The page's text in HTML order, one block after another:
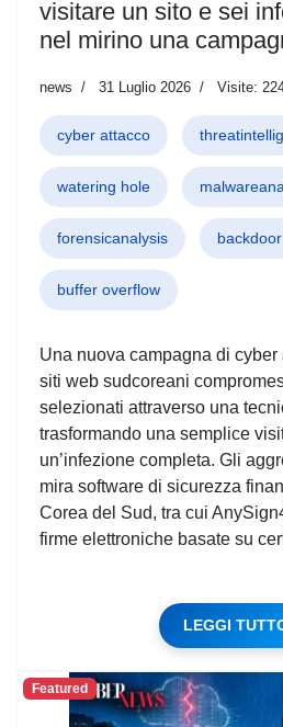
visitare un sito e sei
nel mirino una
news 31 Luglio 2026 Visite:
cyber attacco
watering hole
forensicanalysis backdoor
buffer overflow
Una nuova campagna di cyber
siti web sudcoreani
selezionati attraverso una
trasformando una semplice
un’infezione completa. Gli
mira software di sicurezza
Corea del Sud, tra cui
firme elettroniche basate su
LEGGI
Featured